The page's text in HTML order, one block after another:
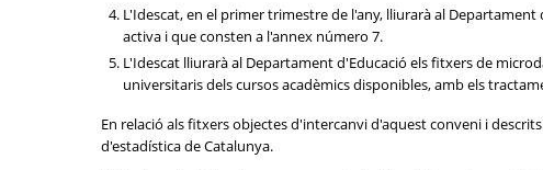
L'Idescat, en el primer trimestre de l'any, lliurarà al
activa i que consten a l'annex número 7.
L'Idescat lliurarà al Departament d'Educació els fitxers de
universitaris dels cursos acadèmics disponibles, amb els
En relació als fitxers objectes d'intercanvi d'aquest conveni i
d'estadística de Catalunya.